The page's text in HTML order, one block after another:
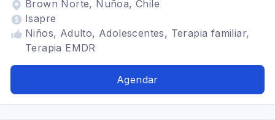
Brown Norte, Ñuñoa, Chile
Isapre
Niños, Adulto, Adolescentes, Terapia familiar,
Terapia EMDR
Agendar